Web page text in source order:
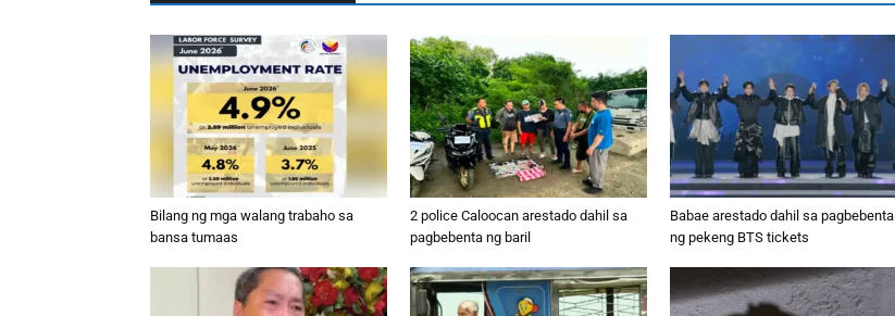
Bilang ng mga walang trabaho sa
bansa tumaas
2 police Caloocan arestado dahil sa
pagbebenta ng baril
Babae arestado dahil sa pagbebenta
ng pekeng BTS tickets